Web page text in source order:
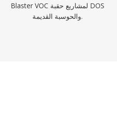
Blaster VOC لمشاريع حقبة DOS
والحوسبة القديمة.